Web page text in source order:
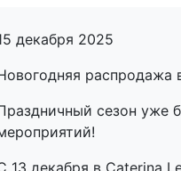
декабря 2025
распродажа
сезон уже
13 декабря в Caterina